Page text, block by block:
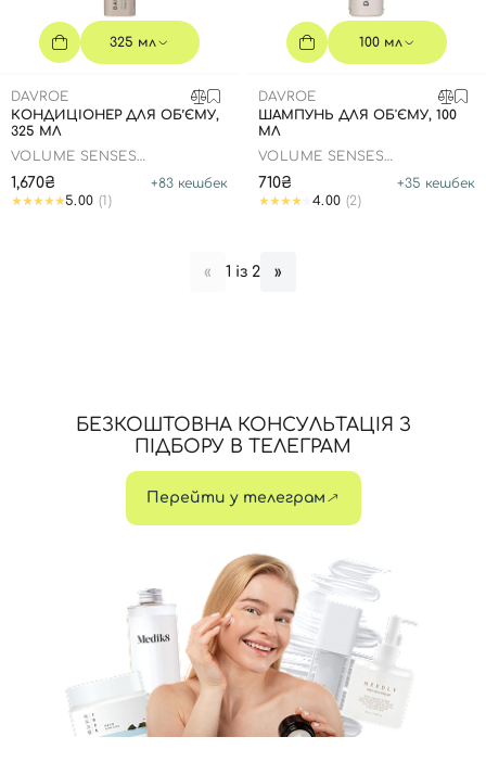
325 мл
DAVROE
КОНДИЦІОНЕР ДЛЯ ОБ’ЄМУ,
325 МЛ
VOLUME SENSES
1,670₴ +83 кешбек
5.00 (1)
100 мл
DAVROE
ШАМПУНЬ ДЛЯ ОБ'ЄМУ, 100
МЛ
VOLUME SENSES
710₴ +35 кешбек
4.00 (2)
« 1 із 2 »
БЕЗКОШТОВНА КОНСУЛЬТАЦІЯ З
ПІДБОРУ В ТЕЛЕГРАМ
Перейти у телеграм
Номер телефону
Угоди користувача
Далі
Увійти за допомогою e-mail